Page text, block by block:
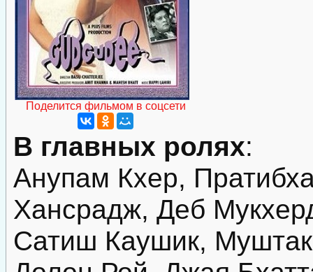
Поделится фильмом в соцсети
В главных ролях:
Анупам Кхер,
Хансрадж, Деб
Сатиш Каушик,